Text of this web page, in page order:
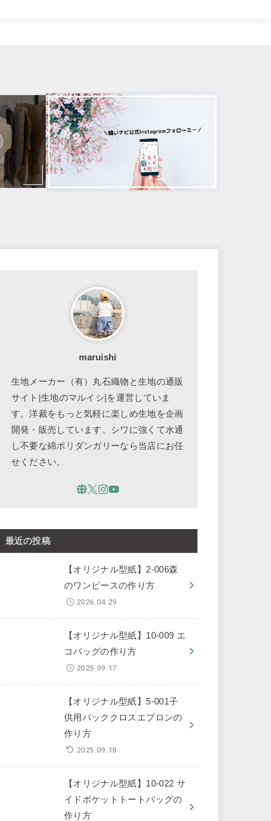
maruishi
生地メーカー（有）丸石織物と生地の通販
サイト|生地のマルイシ|を運営していま
す。洋裁をもっと気軽に楽しめ生地を企画
開発・販売しています。シワに強くて水通
し不要な綿ポリダンガリーなら当店にお任
せください。
最近の投稿
【オリジナル型紙】2-006森
のワンピースの作り方
2026.04.29
【オリジナル型紙】10-009 エ
コバッグの作り方
2025.09.17
【オリジナル型紙】5-001子
供用バッククロスエプロンの
作り方
2025.09.18
【オリジナル型紙】10-022 サ
イドポケットトートバッグの
作り方